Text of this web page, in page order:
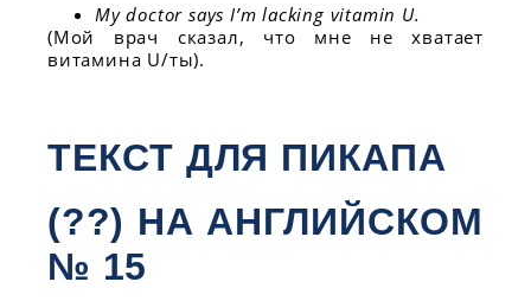
My doctor says I’m lacking vitamin U.
(Мой врач сказал, что мне не хватает
витамина U/ты).
ТЕКСТ ДЛЯ ПИКАПА
(??) НА АНГЛИЙСКОМ
№ 15